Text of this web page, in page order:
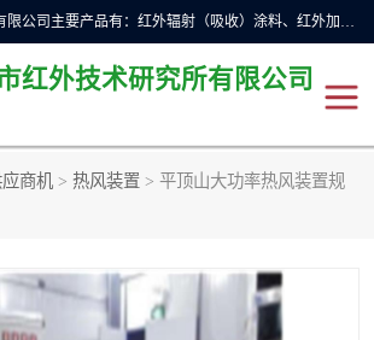
许昌市红外技术研究所有限公司主要产品有：红外辐射（吸收）涂料、红外加热元件、红外辐射加热模块（板）、红外辐射加热炉（箱）、快速红外辐射加热器、系列高端红外加热实验设备、系列红外加热控制器等。
红外技术研究所有限公司
商机 > 热风装置 > 平顶山大功率热风装置规
红外辐射加热器
块 定制红外加热实验设备